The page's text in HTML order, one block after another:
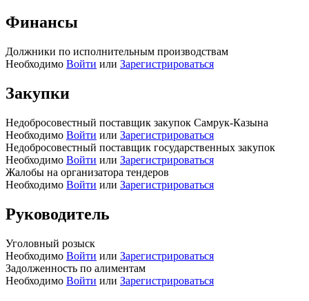
Финансы
Должники по исполнительным производствам
Необходимо Войти или Зарегистрироваться
Закупки
Недобросовестный поставщик закупок Самрук-Казына
Необходимо Войти или Зарегистрироваться
Недобросовестный поставщик государственных закупок
Необходимо Войти или Зарегистрироваться
Жалобы на организатора тендеров
Необходимо Войти или Зарегистрироваться
Руководитель
Уголовный розыск
Необходимо Войти или Зарегистрироваться
Задолженность по алиментам
Необходимо Войти или Зарегистрироваться